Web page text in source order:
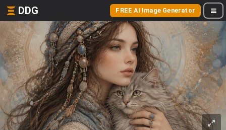
DDG FREE AI Image Generator